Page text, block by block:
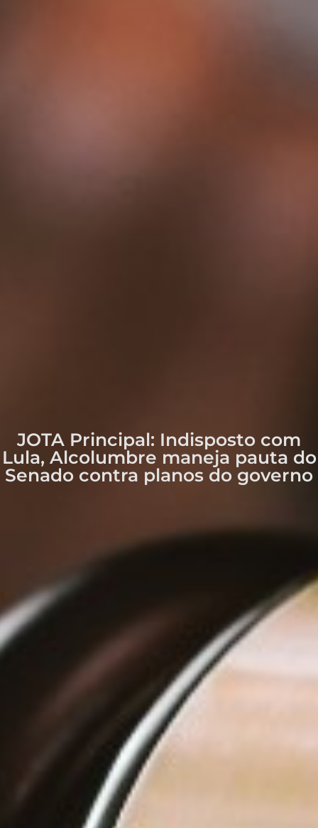
JOTA Principal: Indisposto com
Lula, Alcolumbre maneja pauta do
Senado contra planos do governo